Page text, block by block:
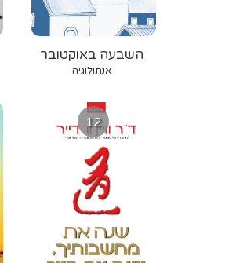
השבעה באוקטובר
אנתולוגיה
12